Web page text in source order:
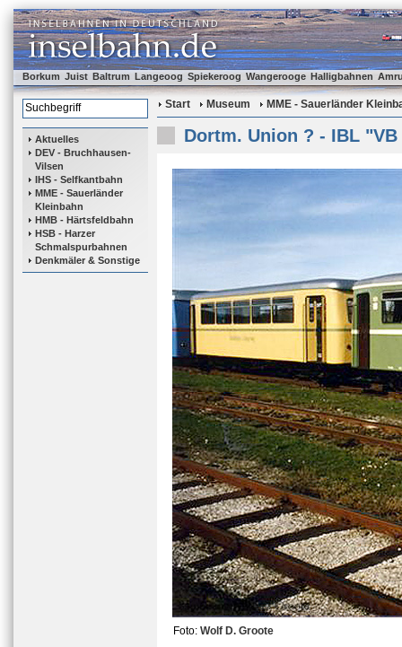
Borkum Juist Baltrum Langeoog Spiekeroog Wangerooge Halligbahnen
Aktuelles
DEV - Bruchhausen-
Vilsen
IHS - Selfkantbahn
MME - Sauerländer
Kleinbahn
HMB - Härtsfeldbahn
HSB - Harzer
Schmalspurbahnen
Denkmäler & Sonstige
Start Museum MME - Sauerländer
Dortm. Union ? - IBL "VB
Foto: Wolf D. Groote